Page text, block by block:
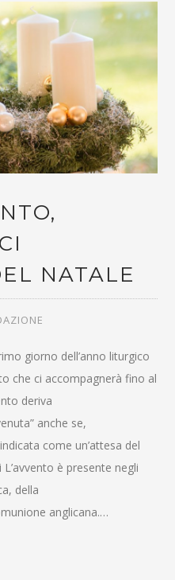
NATALE
giorno dell’anno liturgico
che ci accompagnerà fino al
deriva
anche se,
come un’attesa del
è presente negli
della
anglicana.…